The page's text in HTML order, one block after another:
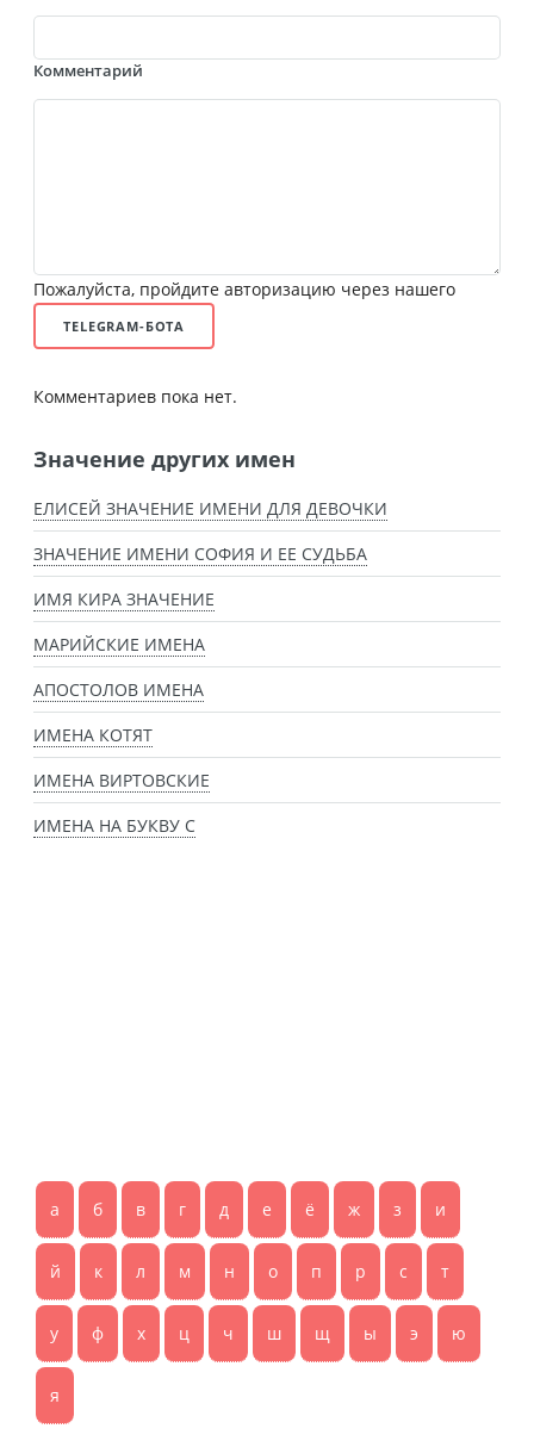
Комментарий
Пожалуйста, пройдите авторизацию через нашего
TELEGRAM-БОТА
Комментариев пока нет.
Значение других имен
ЕЛИСЕЙ ЗНАЧЕНИЕ ИМЕНИ ДЛЯ ДЕВОЧКИ
ЗНАЧЕНИЕ ИМЕНИ СОФИЯ И ЕЕ СУДЬБА
ИМЯ КИРА ЗНАЧЕНИЕ
МАРИЙСКИЕ ИМЕНА
АПОСТОЛОВ ИМЕНА
ИМЕНА КОТЯТ
ИМЕНА ВИРТОВСКИЕ
ИМЕНА НА БУКВУ С
а б в г д е ё ж з и
й к л м н о п р с т
у ф х ц ч ш щ ы э ю
я